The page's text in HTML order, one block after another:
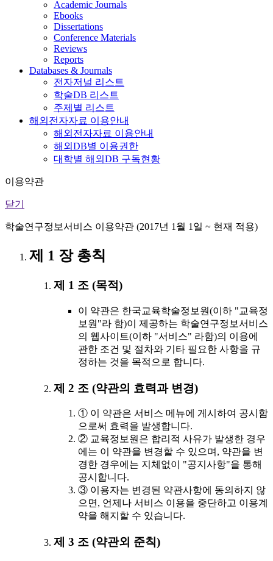
Academic Journals
Ebooks
Dissertations
Conference Materials
Reviews
Reports
Databases & Journals
전자저널 리스트
학술DB 리스트
주제별 리스트
해외전자자료 이용안내
해외전자자료 이용안내
해외DB별 이용권한
대학별 해외DB 구독현황
이용약관
닫기
학술연구정보서비스 이용약관 (2017년 1월 1일 ~ 현재 적용)
제 1 장 총칙
제 1 조 (목적)
이 약관은 한국교육학술정보원(이하 "교육정
보원"라 함)이 제공하는 학술연구정보서비스
의 웹사이트(이하 "서비스" 라함)의 이용에
관한 조건 및 절차와 기타 필요한 사항을 규
정하는 것을 목적으로 합니다.
제 2 조 (약관의 효력과 변경)
① 이 약관은 서비스 메뉴에 게시하여 공시함
으로써 효력을 발생합니다.
② 교육정보원은 합리적 사유가 발생한 경우
에는 이 약관을 변경할 수 있으며, 약관을 변
경한 경우에는 지체없이 "공지사항"을 통해
공시합니다.
③ 이용자는 변경된 약관사항에 동의하지 않
으면, 언제나 서비스 이용을 중단하고 이용계
약을 해지할 수 있습니다.
제 3 조 (약관외 준칙)